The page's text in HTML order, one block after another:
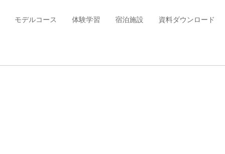
モデルコース 体験学習 宿泊施設 資料ダウンロード